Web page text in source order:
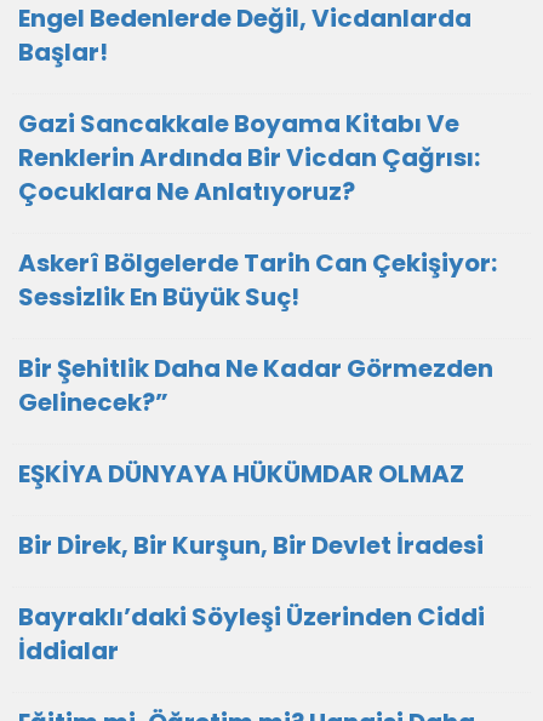
Engel Bedenlerde Değil, Vicdanlarda
Başlar!
Gazi Sancakkale Boyama Kitabı Ve
Renklerin Ardında Bir Vicdan Çağrısı:
Çocuklara Ne Anlatıyoruz?
Askerî Bölgelerde Tarih Can Çekişiyor:
Sessizlik En Büyük Suç!
Bir Şehitlik Daha Ne Kadar Görmezden
Gelinecek?”
EŞKİYA DÜNYAYA HÜKÜMDAR OLMAZ
Bir Direk, Bir Kurşun, Bir Devlet İradesi
Bayraklı’daki Söyleşi Üzerinden Ciddi
İddialar